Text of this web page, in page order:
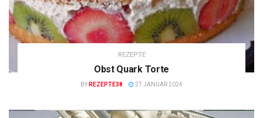
REZEPTE
Obst Quark Torte
BY REZEPTE38 27 JANUAR 2024